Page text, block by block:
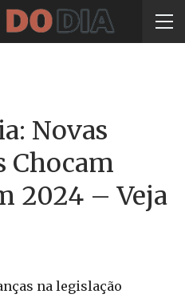
Novas
Chocam
2024 – Veja
na legislação